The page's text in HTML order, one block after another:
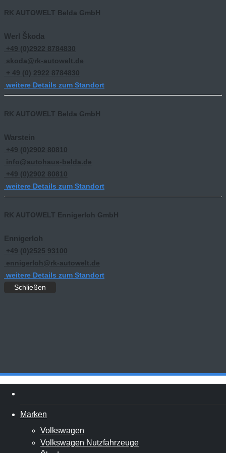
Marken
Volkswagen
Volkswagen Nutzfahrzeuge
RK AUTOWELT Belda GmbH
Werl Škoda
+49 (0)2922 8784830
skoda@rk-autowelt.de
+ 49 (0) 2922 8784830
weitere Details zum Standort
RK AUTOWELT Belda GmbH
Warstein
+49 (0)2902 80810
info@autohaus-belda.de
+49 (0)2902 80810
weitere Details zum Standort
RK AUTOWELT Ennigerloh GmbH
Ennigerloh
+49 (0)2525 93100
ennigerloh@rk-autowelt.de
weitere Details zum Standort
Schließen